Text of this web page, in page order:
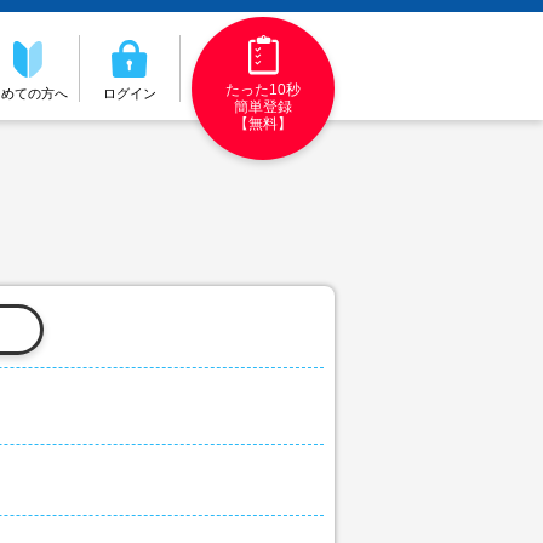
ての方へ ログイン
たった10秒
簡単登録
【無料】